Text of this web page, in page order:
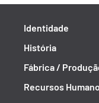
Identidade
História
Fábrica /
Recursos